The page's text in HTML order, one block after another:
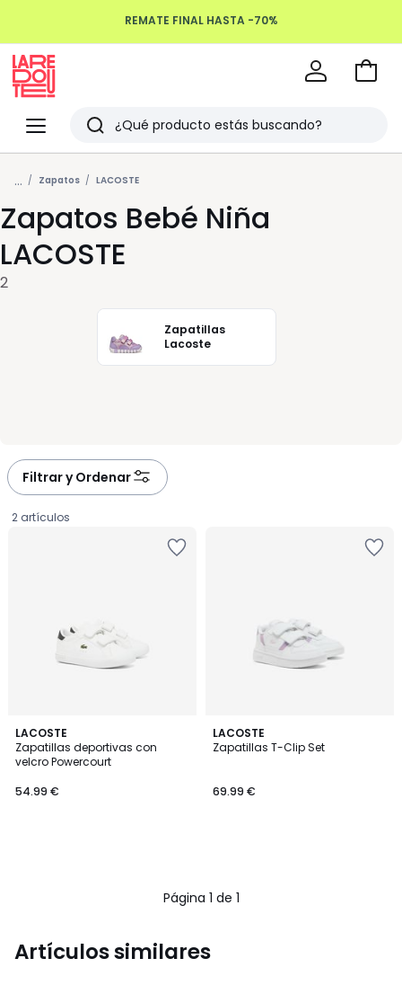
REMATE FINAL HASTA -70%
Devoluciones hasta 100 días
Menu
Redoute
Buscar
Últimos
artículos
vistos
Ir
... Zapatos LACOSTE
Zapatos Bebé Niña
LACOSTE
2
Zapatillas
Lacoste
Filtrar y Ordenar
2 artículos
LACOSTE
Zapatillas deportivas con
velcro Powercourt
€.
54.99 €
LACOSTE
Zapatillas T-Clip Set
69.99 €
Página 1 de 1
Artículos similares